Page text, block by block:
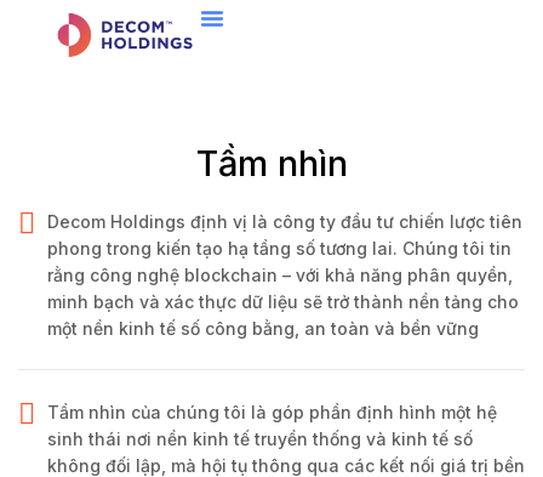
Tầm nhìn
Decom Holdings định vị là công ty đầu tư chiến lược tiên
phong trong kiến tạo hạ tầng số tương lai. Chúng tôi tin
rằng công nghệ blockchain – với khả năng phân quyền,
minh bạch và xác thực dữ liệu sẽ trở thành nền tảng cho
một nền kinh tế số công bằng, an toàn và bền vững
Tầm nhìn của chúng tôi là góp phần định hình một hệ
sinh thái nơi nền kinh tế truyền thống và kinh tế số
không đối lập, mà hội tụ thông qua các kết nối giá trị bền